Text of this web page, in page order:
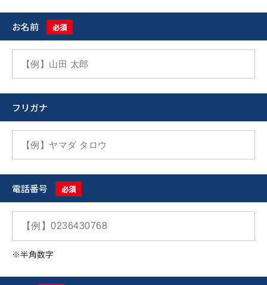
お名前 必須
フリガナ
電話番号 必須
※半角数字